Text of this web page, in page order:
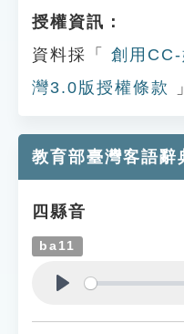
授權資訊：
資料採「
創用
灣3.0版授權條款
教育部臺灣客語辭
四縣音
ba11